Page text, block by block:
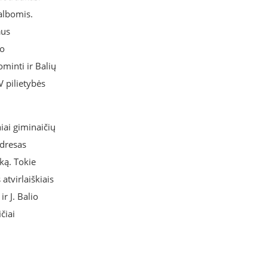
ir Balių
pilietybės
giminaičių
Tokie
atvirlaiškiais
J. Balio